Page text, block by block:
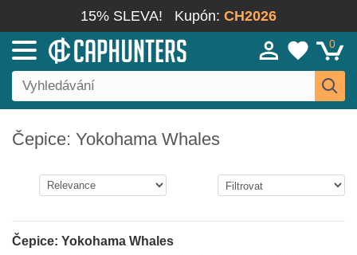
15% SLEVA! Kupón: CH2026
0
Čepice: Yokohama Whales
Čepice: Yokohama Whales